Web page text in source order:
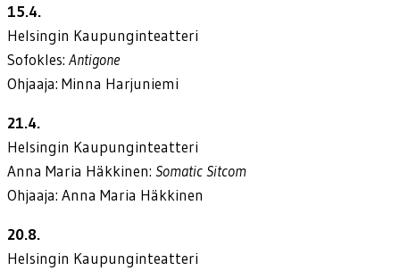
15.4.
Helsingin Kaupunginteatteri
Sofokles: Antigone
Ohjaaja: Minna Harjuniemi
21.4.
Helsingin Kaupunginteatteri
Anna Maria Häkkinen: Somatic Sitcom
Ohjaaja: Anna Maria Häkkinen
20.8.
Helsingin Kaupunginteatteri